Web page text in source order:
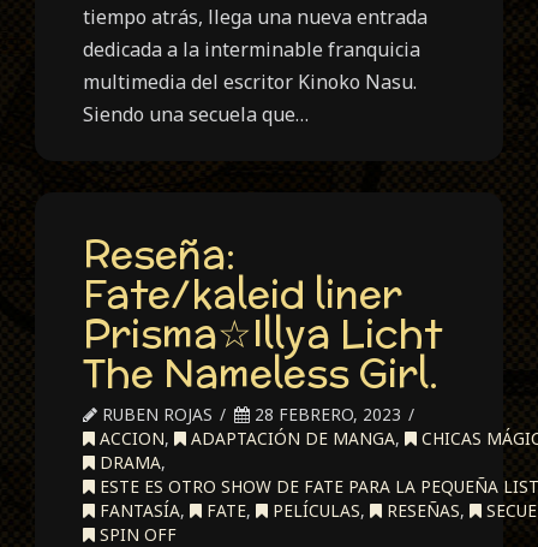
tiempo atrás, llega una nueva entrada
dedicada a la interminable franquicia
multimedia del escritor Kinoko Nasu.
Siendo una secuela que…
Reseña:
Fate/kaleid liner
Prisma☆Illya Licht
The Nameless Girl.
RUBEN ROJAS
28 FEBRERO, 2023
ACCION, ADAPTACIÓN DE MANGA,
CHICAS
DRAMA,
ESTE ES OTRO SHOW DE FATE PARA LA PEQUEÑA
FANTASÍA, FATE, PELÍCULAS, RESEÑAS,
SPIN OFF